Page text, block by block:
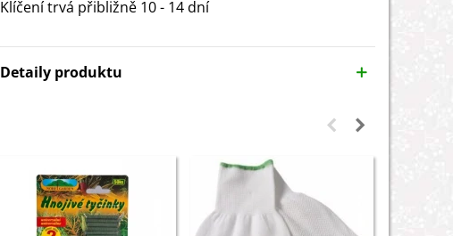
Klíčení trvá přibližně 10 - 14 dní
Detaily produktu